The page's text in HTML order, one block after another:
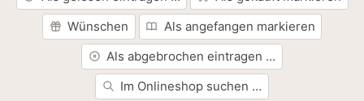
Wünschen
Als angefangen markieren
Als abgebrochen eintragen …
Im Onlineshop suchen …